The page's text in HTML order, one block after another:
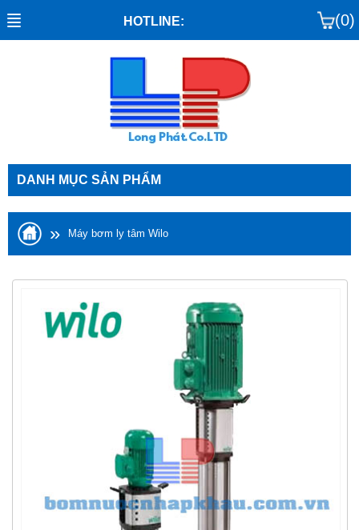
HOTLINE: (0)
DANH MỤC SẢN PHẨM
» Máy bơm ly tâm Wilo